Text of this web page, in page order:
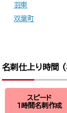
羽東
双葉町
名刺仕上り時間 (
スピード
1時間名刺作成